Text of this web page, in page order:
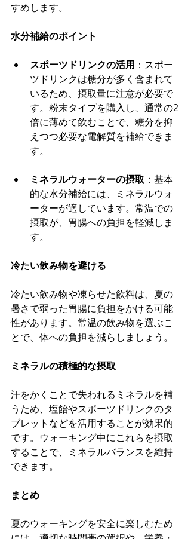
すめします。​
水分補給のポイント
スポーツドリンクの活用 ：​スポー
ツドリンクは糖分が多く含まれて
いるため、摂取量に注意が必要で
す。​粉末タイプを購入し、通常の2
倍に薄めて飲むことで、糖分を抑
えつつ必要な電解質を補給できま
す。​
ミネラルウォーターの摂取 ：​基本
的な水分補給には、ミネラルウォ
ーターが適しています。​常温での
摂取が、胃腸への負担を軽減しま
す。​
冷たい飲み物を避ける
冷たい飲み物や凍らせた飲料は、夏の
暑さで弱った胃腸に負担をかける可能
性があります。​常温の飲み物を選ぶこ
とで、体への負担を減らしましょう。​
ミネラルの積極的な摂取
汗をかくことで失われるミネラルを補
うため、塩飴やスポーツドリンクのタ
ブレットなどを活用することが効果的
です。​ウォーキング中にこれらを摂取
することで、ミネラルバランスを維持
できます。​
まとめ
夏のウォーキングを安全に楽しむため